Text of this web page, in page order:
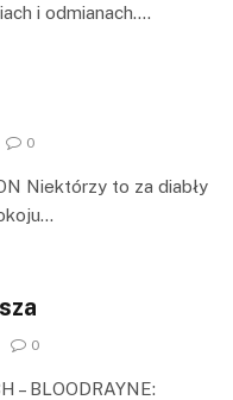
i odmianach.…
0
Niektórzy to za diabły
0
– BLOODRAYNE: